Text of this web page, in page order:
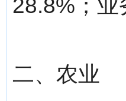
28.8%；业
二、农业